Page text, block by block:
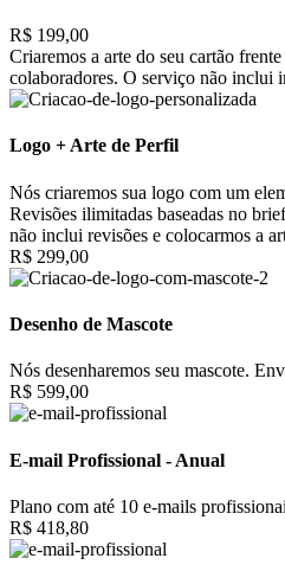
R$ 199,00
Criaremos a arte do seu cartão
colaboradores. O serviço não inclui
Logo + Arte de Perfil
Nós criaremos sua logo com um
Revisões ilimitadas baseadas no
não inclui revisões e colocarmos a
R$ 299,00
Desenho de Mascote
Nós desenharemos seu mascote.
R$ 599,00
E-mail Profissional - Anual
Plano com até 10 e-mails
R$ 418,80